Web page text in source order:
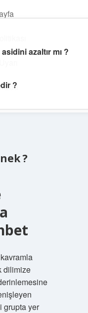
gör.
?
dilimize
grupta yer
azaltır mı ?
?